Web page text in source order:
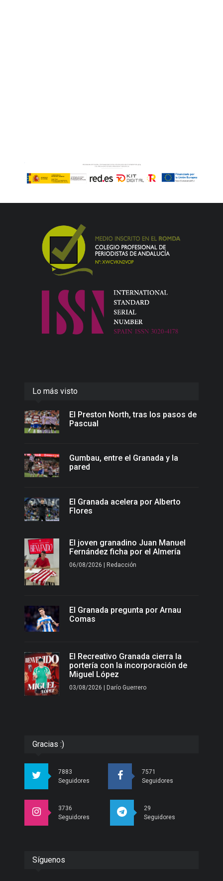
Lo más visto
El Preston North, tras los pasos de
Pascual
Gumbau, entre el Granada y la
pared
El Granada acelera por Alberto
Flores
El joven granadino Juan Manuel
Fernández ficha por el Almería
06/08/2026 | Redacción
El Granada pregunta por Arnau
Comas
El Recreativo Granada cierra la
portería con la incorporación de
Miguel López
03/08/2026 | Darío Guerrero
Gracias :)
7883
Seguidores
7571
Seguidores
3736
Seguidores
29
Seguidores
Síguenos